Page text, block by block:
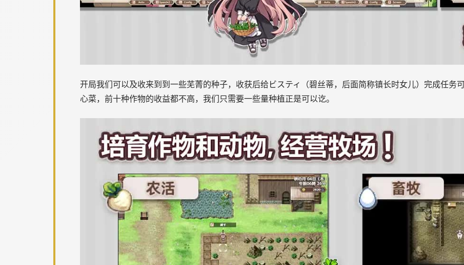
开局我们可以及收来到到一些芜菁的种子，收获后给ビスティ（碧丝蒂，后面简称镇长时女儿）完成任务
心菜，前十种作物的收益都不高，我们只需要一些量种植正是可以讫。